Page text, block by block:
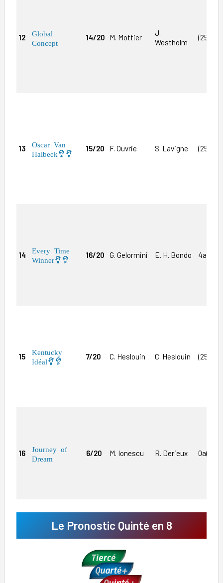
12
Global
Concept
14/20 M. Mottier
J.
Westholm
13
Oscar Van
Halbeek
15/20 F. Ouvrie S. Lavigne
14
Every Time
Winner
16/20 G. Gelormini E. H. Bondo
15
Kentucky
Idéal
7/20 C. Heslouin C. Heslouin
16
Journey of
Dream
6/20 M. Ionescu R. Derieux
Le Pronostic Quinté en 8